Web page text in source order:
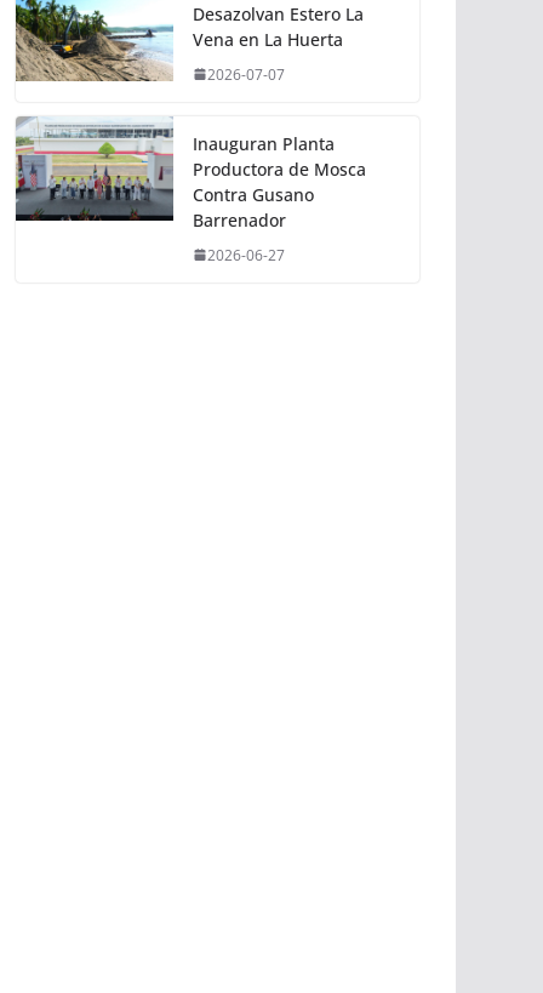
Desazolvan Estero La
Vena en La Huerta
2026-07-07
Inauguran Planta
Productora de Mosca
Contra Gusano
Barrenador
2026-06-27